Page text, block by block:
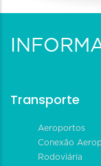
Transporte
Aeroportos
Conexão
Rodoviária